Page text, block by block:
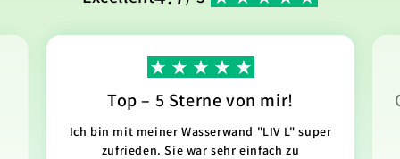
Top – 5 Sterne von mir!
Ich bin mit meiner Wasserwand "LIV L" super
zufrieden. Sie war sehr einfach zu